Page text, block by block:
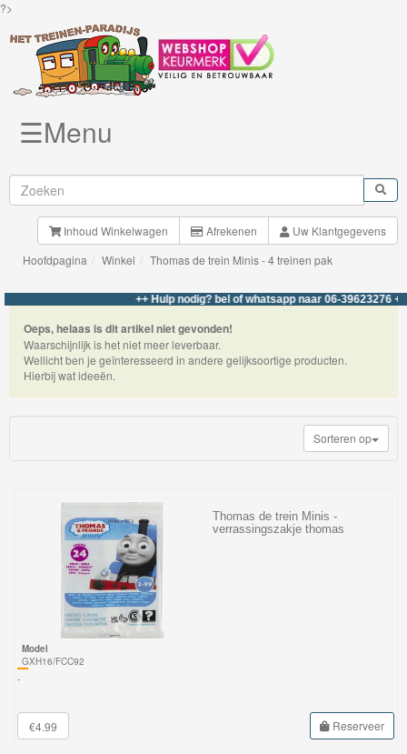
?>
Brio
Treinen
BigJigs
Rails
&
Road
Märklin
Marklin
Start-
Treinen
Thomas
Trackmaster
Thomas
☰Menu
Inhoud Winkelwagen Afrekenen
Uw Klantgegevens
Hoofdpagina
Winkel Thomas de trein Minis - 4 treinen pak
++ Hulp nodig? bel of whatsapp naar 06-39623276 +++
Oeps, helaas is dit artikel niet gevonden!
Waarschijnlijk is het niet meer leverbaar.
Wellicht ben je geïnteresseerd in andere gelijksoortige producten.
Hierbij wat ideeën.
Sorteren op
Thomas de trein Minis -
verrassingszakje thomas
Model
GXH16/FCC92
-
€4.99 Reserveer